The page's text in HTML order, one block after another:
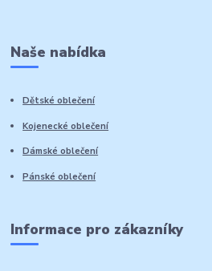
Naše nabídka
Dětské oblečení
Kojenecké oblečení
Dámské oblečení
Pánské oblečení
Informace pro zákazníky